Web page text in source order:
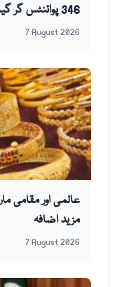
346 پوائنٹس گر گیا
7 August 2026
عالمی اور مقامی
مزید اضافہ
7 August 2026